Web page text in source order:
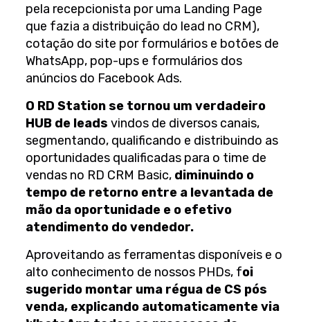
pela recepcionista por uma Landing Page
que fazia a distribuição do lead no CRM),
cotação do site por formulários e botões de
WhatsApp, pop-ups e formulários dos
anúncios do Facebook Ads.
O RD Station se tornou um verdadeiro
HUB de leads vindos de diversos canais,
segmentando, qualificando e distribuindo as
oportunidades qualificadas para o time de
vendas no RD CRM Basic, diminuindo o
tempo de retorno entre a levantada de
mão da oportunidade e o efetivo
atendimento do vendedor.
Aproveitando as ferramentas disponíveis e o
alto conhecimento de nossos PHDs, foi
sugerido montar uma régua de CS pós
venda, explicando automaticamente via